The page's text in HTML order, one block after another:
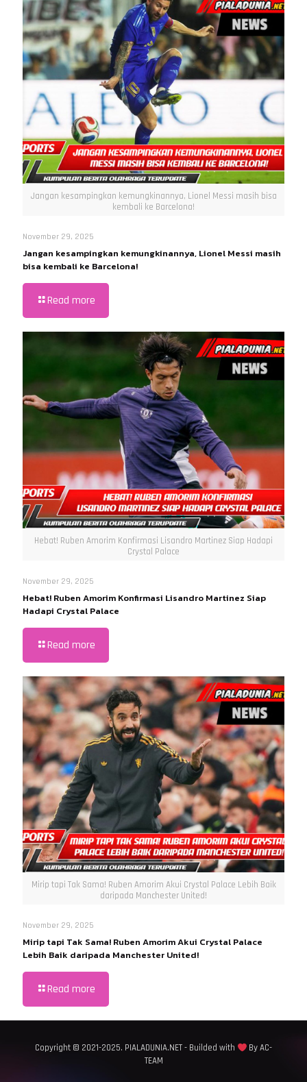
Jangan kesampingkan kemungkinannya, Lionel Messi masih bisa
kembali ke Barcelona!
November 29, 2025
Jangan kesampingkan kemungkinannya, Lionel Messi masih
bisa kembali ke Barcelona!
Read more
Hebat! Ruben Amorim Konfirmasi Lisandro Martinez Siap Hadapi
Crystal Palace
November 29, 2025
Hebat! Ruben Amorim Konfirmasi Lisandro Martinez Siap
Hadapi Crystal Palace
Read more
Mirip tapi Tak Sama! Ruben Amorim Akui Crystal Palace Lebih Baik
daripada Manchester United!
November 29, 2025
Mirip tapi Tak Sama! Ruben Amorim Akui Crystal Palace
Lebih Baik daripada Manchester United!
Read more
Copyright © 2021-2025. PIALADUNIA.NET - Builded with
By AC-
TEAM